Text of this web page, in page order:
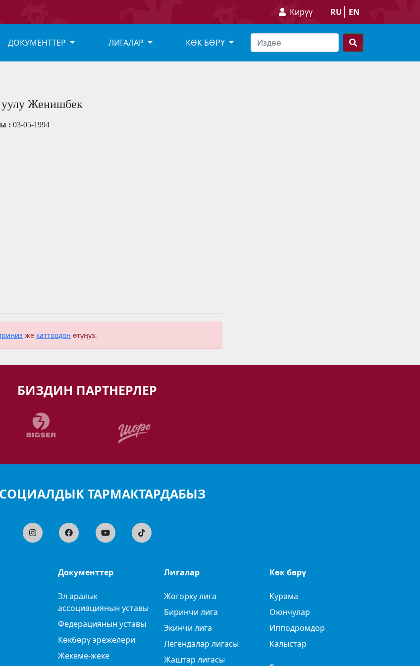
Кирүү RU EN
ДОКУМЕНТТЕР ЛИГАЛАР КӨК БӨРҮ
Женишбек
: 03-05-1994
же каттоодон өтүңүз.
БИЗДИН ПАРТНЕРЛЕР
ТАРМАКТАРДАБЫЗ
Документтер
Эл аралык
ассоциациянын уставы
Федерациянын уставы
Көкбөрү эрежелери
Жекеме-жеке
Лигалар
Жогорку лига
Биринчи лига
Экинчи лига
Легендалар лигасы
Жаштар лигасы
Көк бөрү
Курама
Оюнчулар
Ипподромдор
Калыстар